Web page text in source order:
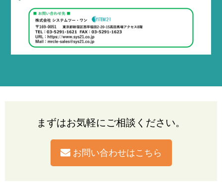
まずはお気軽にご相談ください。
お問い合わせはこちら